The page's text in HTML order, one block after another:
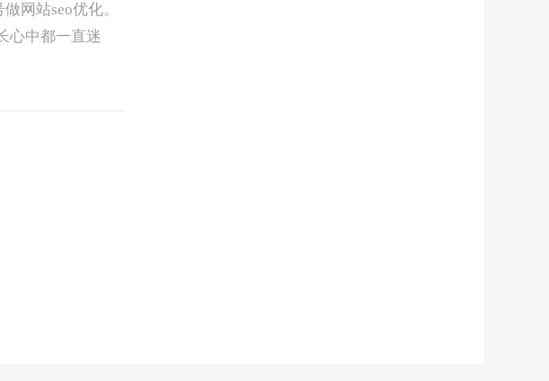
网站seo优化。
心中都一直迷